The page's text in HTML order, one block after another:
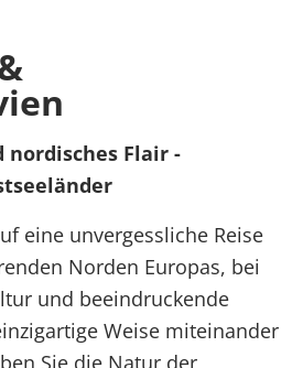
Flair -
eine unvergessliche Reise
Norden Europas, bei
und beeindruckende
Weise miteinander
Sie die Natur der